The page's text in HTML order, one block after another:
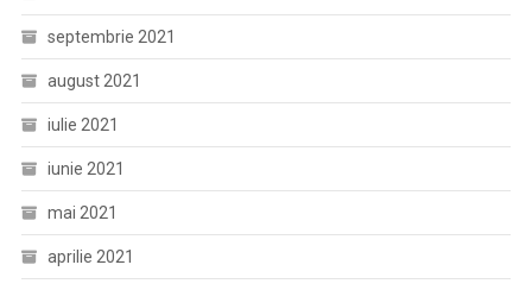
septembrie 2021
august 2021
iulie 2021
iunie 2021
mai 2021
aprilie 2021